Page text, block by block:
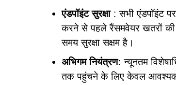
एंडपॉइंट सुरक्षा: सभी एंडपॉइंट पर
करने से पहले रैंसमवेयर खतरों
समय सुरक्षा सक्षम है।
अभिगम नियंत्रण: न्यूनतम
तक पहुंचने के लिए केवल आवश्यक